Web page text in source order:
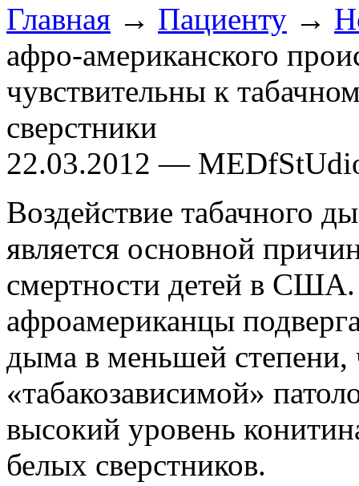
Главная → Пациенту →
афро-американского
чувствительны к
сверстники
22.03.2012 —
Воздействие табачного
является основной
смертности детей в
афроамериканцы
дыма в меньшей
«табакозависимой»
высокий уровень
белых сверстников.